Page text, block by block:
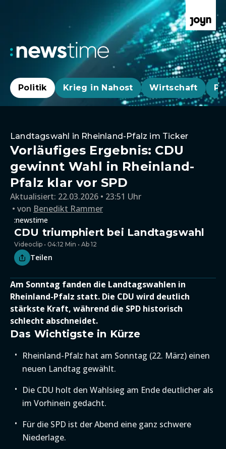
Politik Krieg in Nahost Wirtschaft
Landtagswahl in Rheinland-Pfalz im Ticker
Vorläufiges Ergebnis: CDU
gewinnt Wahl in Rheinland-
Pfalz klar vor SPD
Aktualisiert: 22.03.2026 • 23:51 Uhr
von Benedikt Rammer
:newstime
CDU triumphiert bei Landtagswahl
Videoclip • 04:12 Min • Ab 12
Teilen
Am Sonntag fanden die Landtagswahlen in
Rheinland-Pfalz statt. Die CDU wird deutlich
stärkste Kraft, während die SPD historisch
schlecht abschneidet.
Das Wichtigste in Kürze
Rheinland-Pfalz hat am Sonntag (22. März) einen
neuen Landtag gewählt.
Die CDU holt den Wahlsieg am Ende deutlicher als
im Vorhinein gedacht.
Für die SPD ist der Abend eine ganz schwere
Niederlage.